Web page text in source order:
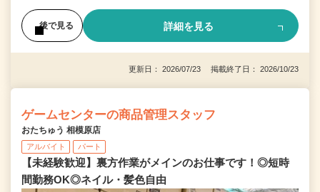
後で見る 詳細を見る
更新日： 2026/07/23 掲載終了日： 2026/10/23
ゲームセンターの商品管理スタッフ
おたちゅう 相模原店
アルバイト パート
【未経験歓迎】裏方作業がメインのお仕事です！◎短時
間勤務OK◎ネイル・髪色自由